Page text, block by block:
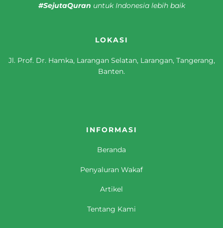
#SejutaQuran untuk Indonesia lebih baik
LOKASI
Jl. Prof. Dr. Hamka, Larangan Selatan, Larangan, Tangerang,
Banten.
INFORMASI
Beranda
Penyaluran Wakaf
Artikel
Tentang Kami